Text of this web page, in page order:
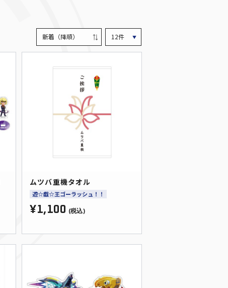
ムツバ重機タオル
遊☆戯☆王ゴーラッシュ！！
¥1,100 (税込)